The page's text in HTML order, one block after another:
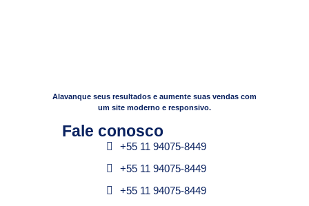
Alavanque seus resultados e aumente suas vendas com
um site moderno e responsivo.
Fale conosco​
+55 11 94075-8449
+55 11 94075-8449
+55 11 94075-8449